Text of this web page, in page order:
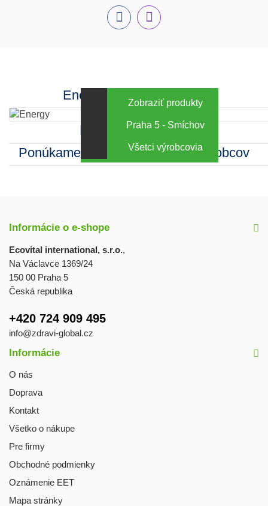
FacebookINstagram
Energy za výhodné ceny
Zobraziť produkty
Kamenná predajňa
Praha 5 - Smíchov
Ponúkame sortiment mnohých výrobcov
Všetci výrobcovia
Informácie o e-shope
Ecovital international, s.r.o.,
Na Václavce 1369/24
150 00 Praha 5
Česká republika
+420 724 909 495
info@zdravi-global.cz
Informácie
O nás
Doprava
Kontakt
Všetko o nákupe
Pre firmy
Obchodné podmienky
Oznámenie EET
Mapa stránky